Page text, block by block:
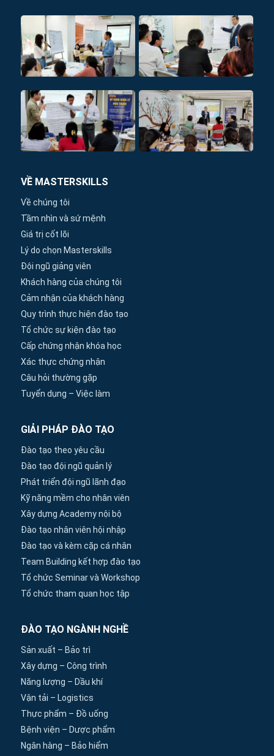
VỀ MASTERSKILLS
Về chúng tôi
Tầm nhìn và sứ mệnh
Giá trị cốt lõi
Lý do chọn Masterskills
Đội ngũ giảng viên
Khách hàng của chúng tôi
Cảm nhận của khách hàng
Quy trình thực hiện đào tạo
Tổ chức sự kiện đào tạo
Cấp chứng nhận khóa học
Xác thực chứng nhận
Câu hỏi thường gặp
Tuyển dụng – Việc làm
GIẢI PHÁP ĐÀO TẠO
Đào tạo theo yêu cầu
Đào tạo đội ngũ quản lý
Phát triển đội ngũ lãnh đạo
Kỹ năng mềm cho nhân viên
Xây dựng Academy nội bộ
Đào tạo nhân viên hội nhập
Đào tạo và kèm cặp cá nhân
Team Building kết hợp đào tạo
Tổ chức Seminar và Workshop
Tổ chức tham quan học tập
ĐÀO TẠO NGÀNH NGHỀ
Sản xuất – Bảo trì
Xây dựng – Công trình
Năng lượng – Dầu khí
Vận tải – Logistics
Thực phẩm – Đồ uống
Bệnh viện – Dược phẩm
Ngân hàng – Bảo hiểm